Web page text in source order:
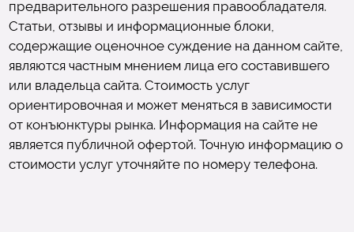
предварительного разрешения правообладателя.
Статьи, отзывы и информационные блоки,
содержащие оценочное суждение на данном сайте,
являются частным мнением лица его составившего
или владельца сайта. Стоимость услуг
ориентировочная и может меняться в зависимости
от конъюнктуры рынка. Информация на сайте не
является публичной офертой. Точную информацию о
стоимости услуг уточняйте по номеру телефона.